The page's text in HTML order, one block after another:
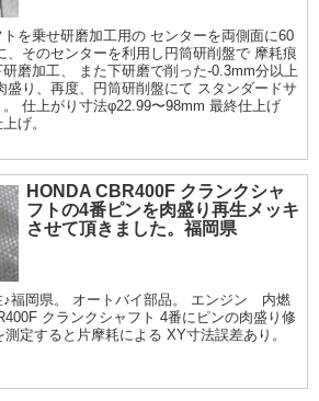
を乗せ研磨加工用の センターを両側面に60
、そのセンターを利用し円筒研削盤で 摩耗痕
磨加工、 また下研磨で削った-0.3mm分以上
盛り、再度、円筒研削盤にて スタンダードサ
仕上がり寸法φ22.99〜98mm 最終仕上げ
げ。
HONDA CBR400F クランクシャ
フトの4番ピンを肉盛り再生メッキ
させて頂きました。福岡県
♪福岡県。 オートバイ部品。 エンジン 内燃
クランクシャフト 4番にピンの肉盛り修
定すると片摩耗による XY寸法誤差あり。